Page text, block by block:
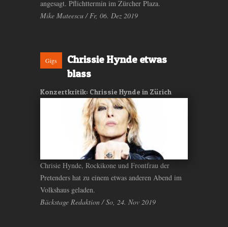
angesagt. Pflichttermin im Zürcher Plaza.
Mike Mateescu / Fr, 06. Dez 2019
Gigs
Chrissie Hynde etwas
blass
Konzertkritik: Chrissie Hynde in Zürich
Chrisie Hynde, Rockikone und Frontfrau der
Pretenders hat zu einem etwas anderen Abend im
Volkshaus geladen.
Bäckstage Redaktion / So, 24. Nov 2019